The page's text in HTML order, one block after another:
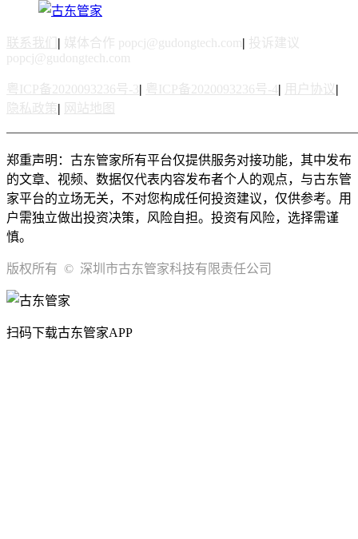
联系我们 | 媒体合作 popcj@gudongtech.com| 投诉建议
popcj@gudongtech.com
粤ICP备2020093236号-3| 粤ICP备2020093236号-4| 用户协议|
隐私政策| 网站地图
郑重声明：古东管家所有平台仅提供服务对接功能，其中发布
的文章、视频、数据仅代表内容发布者个人的观点，与古东管
家平台的立场无关，不对您构成任何投资建议，仅供参考。用
户需独立做出投资决策，风险自担。投资有风险，选择需谨
慎。
版权所有 © 深圳市古东管家科技有限责任公司
扫码下载古东管家APP